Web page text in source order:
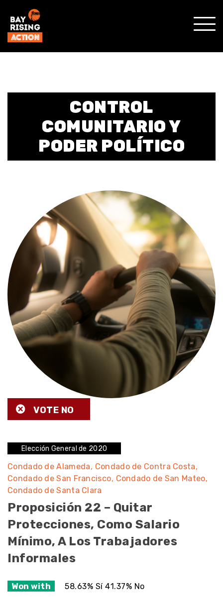
MENU
CONTROL
COMUNITARIO Y
PODER POLÍTICO
VOTE NO
Elección General de 2020
Condado de Alameda Condado de Contra Costa
Condado de San Francisco Condado de San Mateo
Condado de Santa Clara
Proposición 22 – Quitar
Protecciones, Como Salario
Mínimo, A Los Trabajadores
Informales
Won with 58.63% Sí 41.37% No